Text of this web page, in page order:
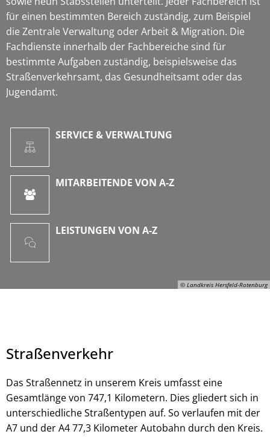
© Landkreis Hersfeld-Rotenburg
© Landkreis Hersfeld-Rotenburg
für einen bestimmten Bereich zuständig, zum Beispiel
die Zentrale Verwaltung oder Arbeit & Migration. Die
Fachdienste innerhalb der Fachbereiche sind für
bestimmte Aufgaben zuständig, beispielsweise das
Straßenverkehrsamt, das Gesundheitsamt oder das
Jugendamt.
SERVICE & VERWALTUNG
MITARBEITENDE VON A-Z
LEISTUNGEN VON A-Z
Straßenverkehr
Das Straßennetz in unserem Kreis umfasst eine
Gesamtlänge von 747,1 Kilometern. Dies gliedert sich in
unterschiedliche Straßentypen auf. So verlaufen mit der
A7 und der A4 77,3 Kilometer Autobahn durch den Kreis.